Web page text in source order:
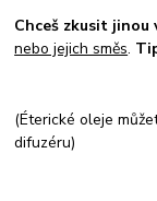
Chceš zkusit jinou
nebo jejich směs.
(Éterické oleje
difuzéru)